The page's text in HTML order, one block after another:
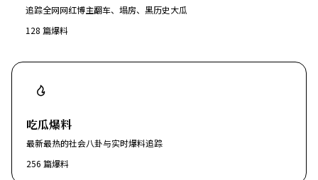
追踪全网网红博主翻车、塌房、黑历史大瓜
128 篇爆料
吃瓜爆料
最新最热的社会八卦与实时爆料追踪
256 篇爆料